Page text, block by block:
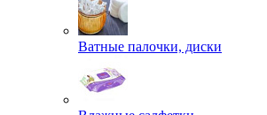
Ватные палочки, диски